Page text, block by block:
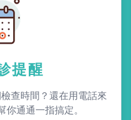
提醒
查時間？還在用電話來
你通通一指搞定。